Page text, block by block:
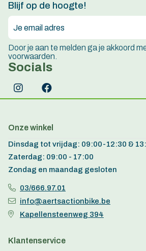
Blijf op de hoogte!
Door je aan te melden ga je akkoord
voorwaarden.
Socials
Onze winkel
Dinsdag tot vrijdag: 09:00-12:30 &
Zaterdag: 09:00 - 17:00
Zondag en maandag gesloten
03/666.97.01
info@aertsactionbike.be
Kapellensteenweg 394
Klantenservice